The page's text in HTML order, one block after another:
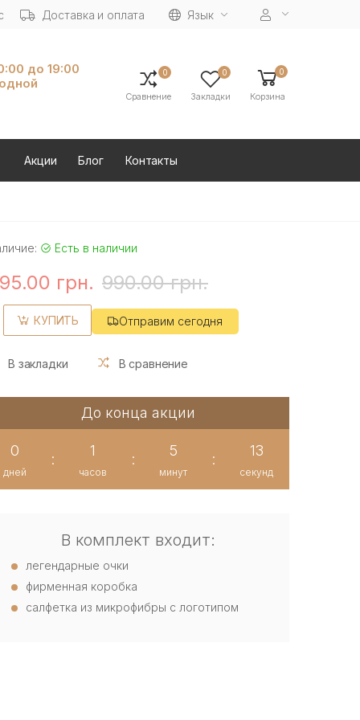
Доставка и оплата Язык
до 19:00
0
Сравнение
0
Закладки
0
Корзина
Акции Блог Контакты
Есть в наличии
грн. 990.00 грн.
КУПИТЬ Отправим сегодня
В закладки В сравнение
До конца акции
0
дней
:
1
часов
:
5
минут
:
13
секунд
В комплект входит:
легендарные очки
фирменная коробка
салфетка из микрофибры с логотипом